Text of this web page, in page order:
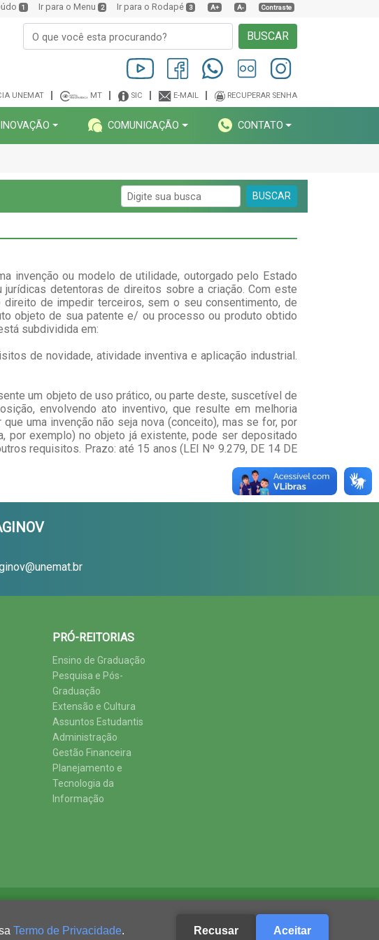
1 Ir para o Menu 2 Ir para o Rodapé 3 A+ A- Contraste
BUSCAR
UNEMAT MT SIC E-MAIL RECUPERAR SENHA
INOVAÇÃO COMUNICAÇÃO CONTATO
BUSCAR
invenção ou modelo de utilidade, outorgado pelo Estado
detentoras de direitos sobre a criação. Com este
de impedir terceiros, sem o seu consentimento, de
objeto de sua patente e/ ou processo ou produto obtido
subdividida em:
de novidade, atividade inventiva e aplicação industrial.
um objeto de uso prático, ou parte deste, suscetível de
envolvendo ato inventivo, que resulte em melhoria
uma invenção não seja nova (conceito), mas se for, por
por exemplo) no objeto já existente, pode ser depositado
requisitos. Prazo: até 15 anos (LEI Nº 9.279, DE 14 DE
PRÓ-REITORIAS
Ensino de Graduação
Pesquisa e Pós-
Graduação
Extensão e Cultura
Assuntos Estudantis
Administração
Gestão Financeira
Planejamento e
Tecnologia da
Informação
Termo de Privacidade. Recusar Aceitar